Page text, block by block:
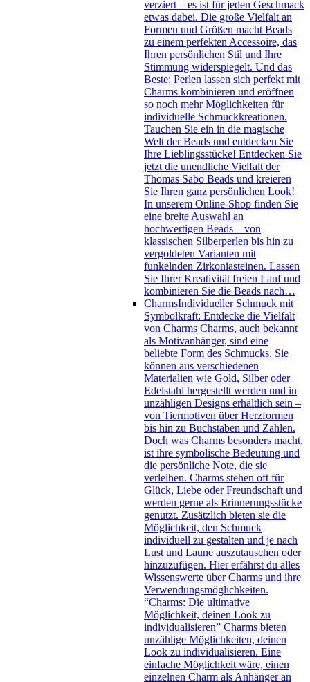
verziert – es ist für jeden Geschmack
etwas dabei. Die große Vielfalt an
Formen und Größen macht Beads
zu einem perfekten Accessoire, das
Ihren persönlichen Stil und Ihre
Stimmung widerspiegelt. Und das
Beste: Perlen lassen sich perfekt mit
Charms kombinieren und eröffnen
so noch mehr Möglichkeiten für
individuelle Schmuckkreationen.
Tauchen Sie ein in die magische
Welt der Beads und entdecken Sie
Ihre Lieblingsstücke! Entdecken Sie
jetzt die unendliche Vielfalt der
Thomas Sabo Beads und kreieren
Sie Ihren ganz persönlichen Look!
In unserem Online-Shop finden Sie
eine breite Auswahl an
hochwertigen Beads – von
klassischen Silberperlen bis hin zu
vergoldeten Varianten mit
funkelnden Zirkoniasteinen. Lassen
Sie Ihrer Kreativität freien Lauf und
kombinieren Sie die Beads nach…
CharmsIndividueller Schmuck mit
Symbolkraft: Entdecke die Vielfalt
von Charms Charms, auch bekannt
als Motivanhänger, sind eine
beliebte Form des Schmucks. Sie
können aus verschiedenen
Materialien wie Gold, Silber oder
Edelstahl hergestellt werden und in
unzähligen Designs erhältlich sein –
von Tiermotiven über Herzformen
bis hin zu Buchstaben und Zahlen.
Doch was Charms besonders macht,
ist ihre symbolische Bedeutung und
die persönliche Note, die sie
verleihen. Charms stehen oft für
Glück, Liebe oder Freundschaft und
werden gerne als Erinnerungsstücke
genutzt. Zusätzlich bieten sie die
Möglichkeit, den Schmuck
individuell zu gestalten und je nach
Lust und Laune auszutauschen oder
hinzuzufügen. Hier erfährst du alles
Wissenswerte über Charms und ihre
Verwendungsmöglichkeiten.
“Charms: Die ultimative
Möglichkeit, deinen Look zu
individualisieren” Charms bieten
unzählige Möglichkeiten, deinen
Look zu individualisieren. Eine
einfache Möglichkeit wäre, einen
einzelnen Charm als Anhänger an